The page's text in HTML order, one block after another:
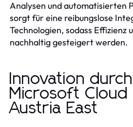
Analysen und automatisierten
sorgt für eine reibungslose
Technologien, sodass Effizienz
nachhaltig gesteigert werden.
Innovation
Microsoft Cloud
Austria East